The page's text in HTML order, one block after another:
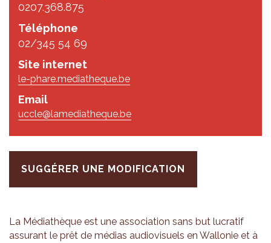
0207.368.875
Téléphone
02/345 54 69
Site internet
le-phare.mediatheque.be
Email
uccle@lamediatheque.be
SUGGÉRER UNE MODIFICATION
La Média­thèque est une asso­cia­tion sans but lucra­tif
assu­rant le prêt de médias audio­vi­suels en Wal­lo­nie et à